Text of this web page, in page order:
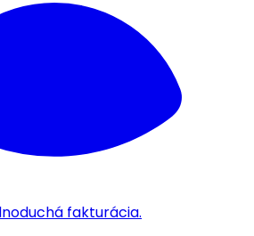
fakturácia.